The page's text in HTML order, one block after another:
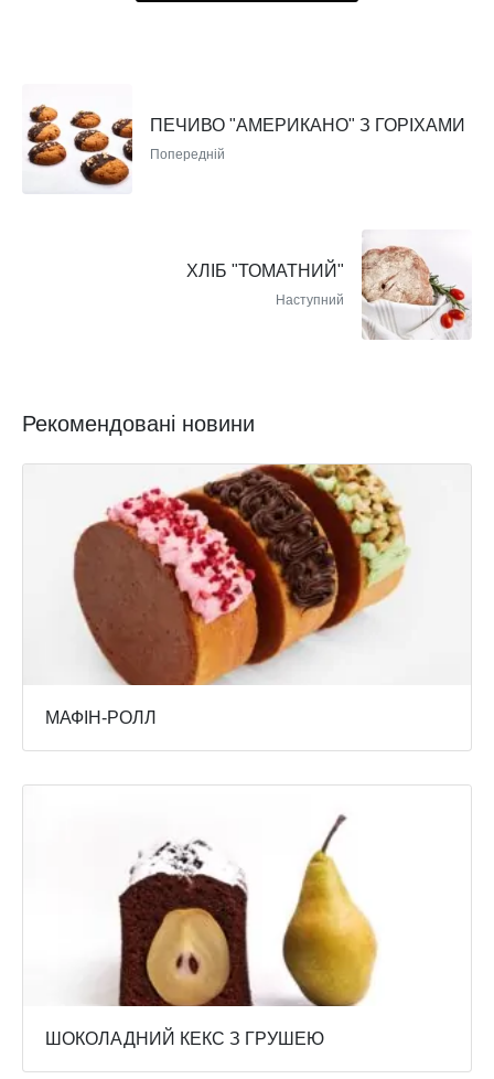
ПЕЧИВО "АМЕРИКАНО" З ГОРІХАМИ
Попередній
ХЛІБ "ТОМАТНИЙ"
Наступний
Рекомендовані новини
МАФІН-РОЛЛ
ШОКОЛАДНИЙ КЕКС З ГРУШЕЮ